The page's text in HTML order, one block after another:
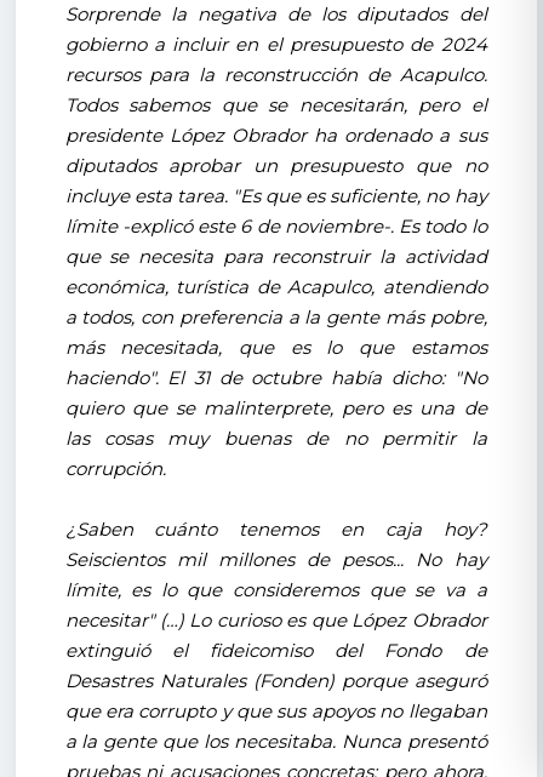
Sorprende la negativa de los diputados del
gobierno a incluir en el presupuesto de 2024
recursos para la reconstrucción de Acapulco.
Todos sabemos que se necesitarán, pero el
presidente López Obrador ha ordenado a sus
diputados aprobar un presupuesto que no
incluye esta tarea. "Es que es suficiente, no hay
límite -explicó este 6 de noviembre-. Es todo lo
que se necesita para reconstruir la actividad
económica, turística de Acapulco, atendiendo
a todos, con preferencia a la gente más pobre,
más necesitada, que es lo que estamos
haciendo". El 31 de octubre había dicho: "No
quiero que se malinterprete, pero es una de
las cosas muy buenas de no permitir la
corrupción.
¿Saben cuánto tenemos en caja hoy?
Seiscientos mil millones de pesos... No hay
límite, es lo que consideremos que se va a
necesitar" (…) Lo curioso es que López Obrador
extinguió el fideicomiso del Fondo de
Desastres Naturales (Fonden) porque aseguró
que era corrupto y que sus apoyos no llegaban
a la gente que los necesitaba. Nunca presentó
pruebas ni acusaciones concretas; pero ahora,